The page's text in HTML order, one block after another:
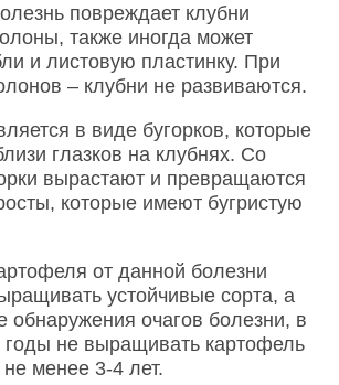
повреждает клубни
также иногда может
и листовую пластинку. При
– клубни не развиваются.
в виде бугорков, которые
глазков на клубнях. Со
вырастают и превращаются
которые имеют бугристую
от данной болезни
устойчивые сорта, а
обнаружения очагов болезни, в
не выращивать картофель
менее 3-4 лет.